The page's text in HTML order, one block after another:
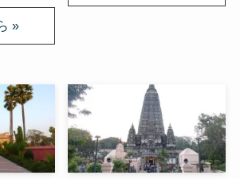
オシの作家エミール・ゾラ
ェイクスピア
演劇